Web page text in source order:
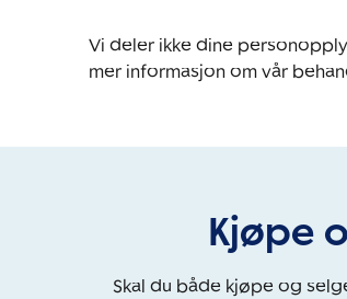
Vi deler ikke dine
mer informasjon om vår
Kjøpe
Skal du både kjøpe og